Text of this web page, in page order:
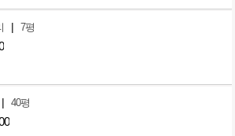
| 7평
| 40평